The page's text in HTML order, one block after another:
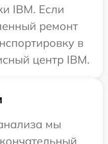
IBM. Если
ремонт
в
центр IBM.
мы